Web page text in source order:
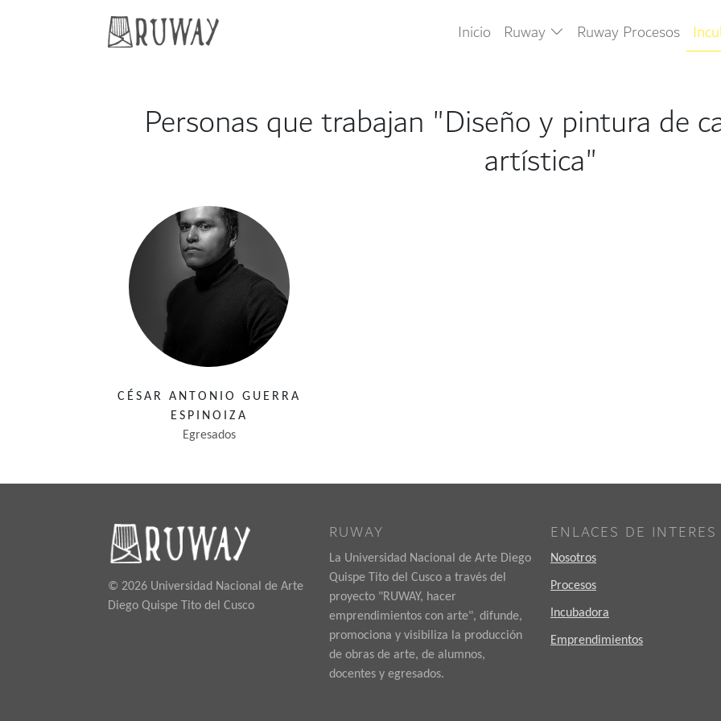
Inicio Ruway Ruway Procesos
Personas que trabajan "Diseño y pintura de
artística"
CÉSAR ANTONIO GUERRA
ESPINOIZA
Egresados
© 2026 Universidad Nacional de Arte
Diego Quispe Tito del Cusco
RUWAY
La Universidad Nacional de Arte Diego
Quispe Tito del Cusco a través del
proyecto "RUWAY, hacer
emprendimientos con arte", difunde,
promociona y visibiliza la producción
de obras de arte, de alumnos,
docentes y egresados.
ENLACES DE INTERES
Nosotros
Procesos
Incubadora
Emprendimientos